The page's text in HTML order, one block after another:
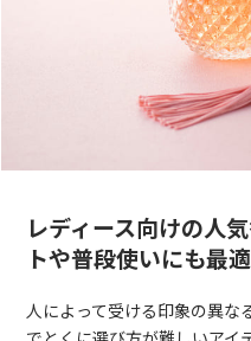
レディース向けの人
トや普段使いにも最
人によって受ける印象の異